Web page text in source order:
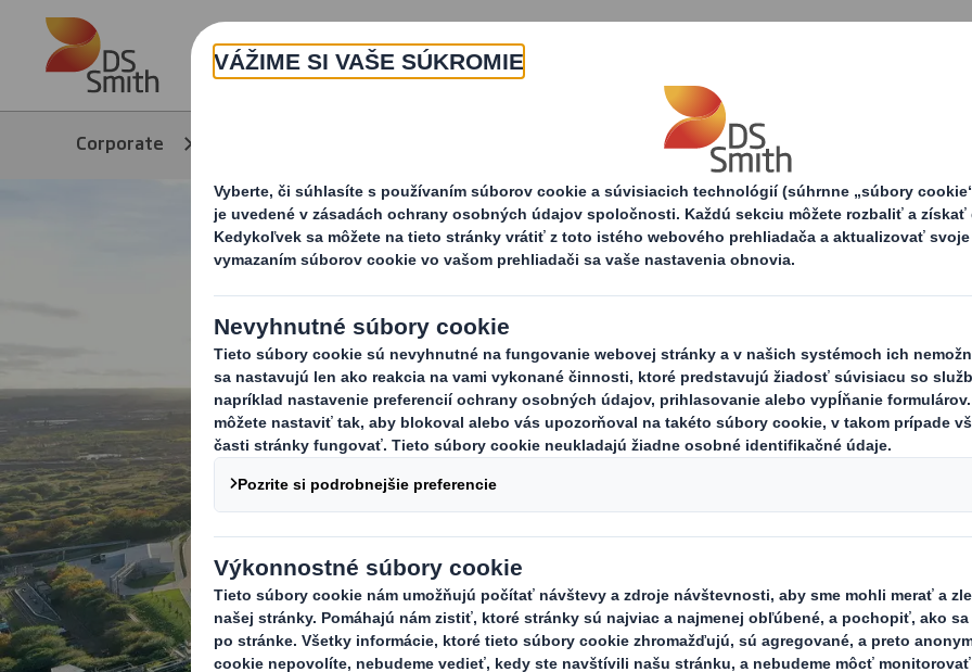
Skip to main content
O nás
Corporate Papierové palety
Naše
palety,